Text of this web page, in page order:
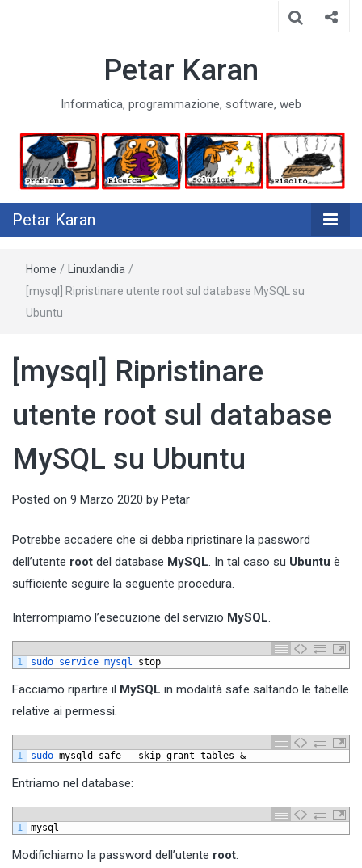
Petar Karan
Informatica, programmazione, software, web
Petar Karan
Home / Linuxlandia /
[mysql] Ripristinare utente root sul database MySQL su
Ubuntu
[mysql] Ripristinare
utente root sul database
MySQL su Ubuntu
Posted on 9 Marzo 2020 by Petar
Potrebbe accadere che si debba ripristinare la password
dell’utente root del database MySQL. In tal caso su Ubuntu è
sufficiente seguire la seguente procedura.
Interrompiamo l’esecuzione del servizio MySQL.
1 sudo service mysql stop
Facciamo ripartire il MySQL in modalità safe saltando le tabelle
relative ai permessi.
1 sudo mysqld_safe --skip-grant -tables &
Entriamo nel database:
1 mysql
Modifichiamo la password dell’utente root.